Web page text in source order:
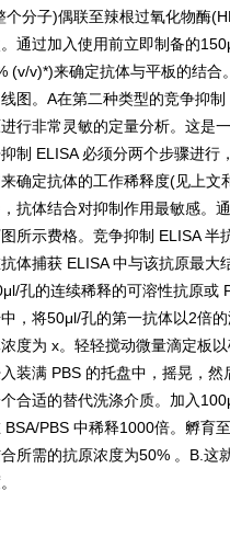
个分子)偶联至辣根过氧化物酶
通过加入使用前立即制备的
(v/v)*)来确定抗体与平板的结合
图。 A在第二种类型的竞争抑制
进行非常灵敏的定量分析。这是
制 ELISA 必须分两个步骤进行
确定抗体的工作稀释度(见上文
抗体结合对抑制作用最敏感。
所示费格。竞争抑制 ELISA半
体捕获 ELISA中与该抗原最大
孔的连续稀释的可溶性抗原或
，将50μl/孔的第一抗体以2倍
度为 x。轻轻搅动微量滴定板
装满 PBS 的托盘中，摇晃，然
合适的替代洗涤介质。加入
BSA/PBS 中稀释1000倍。孵育
所需的抗原浓度为50% 。 B. 这